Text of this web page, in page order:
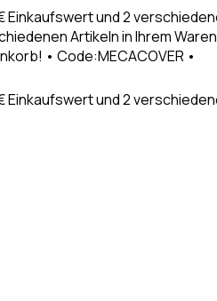
und 2
Artikeln in Ihrem
• Code:MECACOVER •
und 2